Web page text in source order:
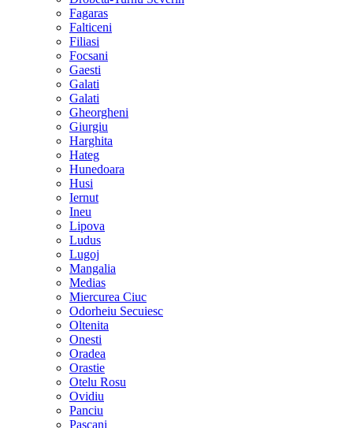
Fagaras
Falticeni
Filiasi
Focsani
Gaesti
Galati
Galati
Gheorgheni
Giurgiu
Harghita
Hateg
Hunedoara
Husi
Iernut
Ineu
Lipova
Ludus
Lugoj
Mangalia
Medias
Miercurea Ciuc
Odorheiu Secuiesc
Oltenita
Onesti
Oradea
Orastie
Otelu Rosu
Ovidiu
Panciu
Pascani